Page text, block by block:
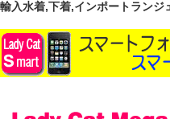
輸入水着,下着,インポートラン